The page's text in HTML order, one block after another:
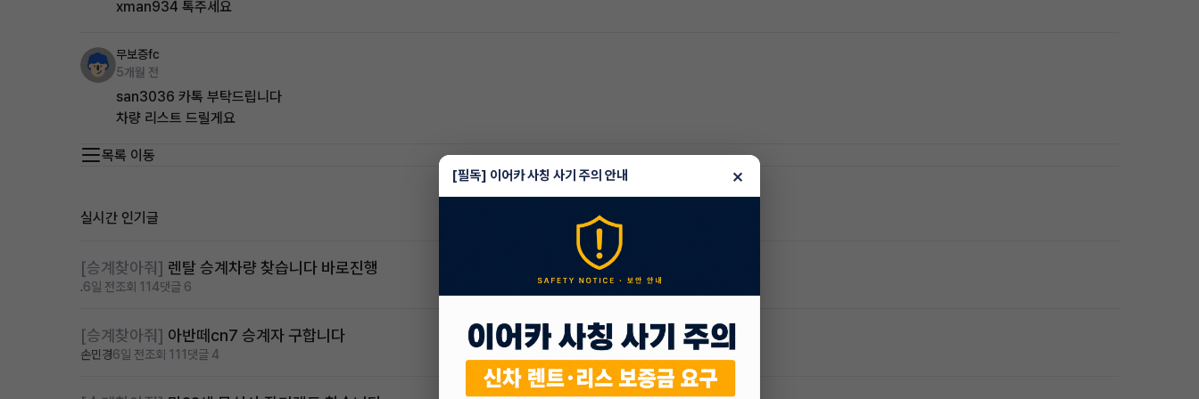
xman934 톡주세요
무보증fc
5개월 전
san3036 카톡 부탁드립니다
차량 리스트 드릴게요
목록 이동
실시간 인기글
[승계찾아줘] 렌탈 승계차량 찾습니다 바로진행
.6일 전조회 114댓글 6
[승계찾아줘] 아반떼cn7 승계자 구합니다
손민경6일 전조회 111 댓글 4
[필독] 이어카 사칭 사기 주의 안내 ×